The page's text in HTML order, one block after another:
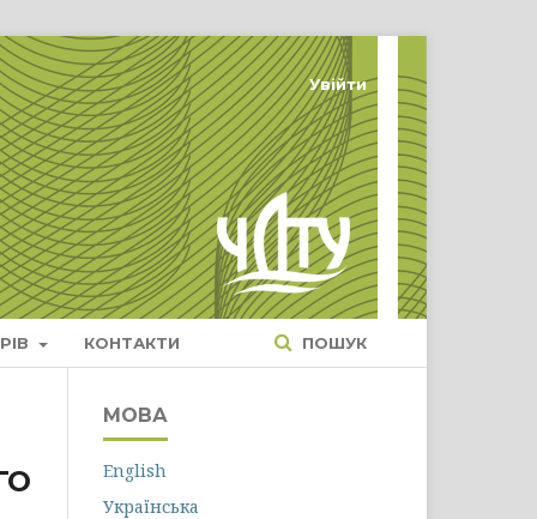
КОНТАКТИ ПОШУК
Увійти
МОВА
English
Українська